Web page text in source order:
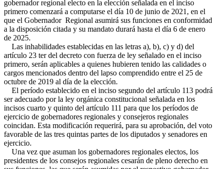
gobernador regional electo en la elección señalada en el inciso
primero comenzará a computarse el día 10 de junio de 2021, en el
que el Gobernador Regional asumirá sus funciones en conformidad
a la disposición citada y su mandato durará hasta el día 6 de enero
de 2025.
Las inhabilidades establecidas en las letras a), b), c) y d) del
artículo 23 ter del decreto con fuerza de ley señalado en el inciso
primero, serán aplicables a quienes hubieren tenido las calidades o
cargos mencionados dentro del lapso comprendido entre el 25 de
octubre de 2019 al día de la elección.
El período establecido en el inciso segundo del artículo 113 podrá
ser adecuado por la ley orgánica constitucional señalada en los
incisos cuarto y quinto del artículo 111 para que los períodos de
ejercicio de gobernadores regionales y consejeros regionales
coincidan. Esta modificación requerirá, para su aprobación, del voto
favorable de las tres quintas partes de los diputados y senadores en
ejercicio.
Una vez que asuman los gobernadores regionales electos, los
presidentes de los consejos regionales cesarán de pleno derecho en